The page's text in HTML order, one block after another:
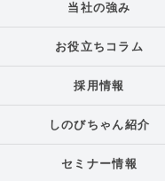
当社の強み
お役立ちコラム
採用情報
しのびちゃん紹介
セミナー情報